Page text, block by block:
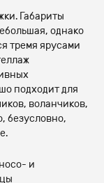
Габариты
однако
тремя ярусами
подходит для
воланчиков,
безусловно,
и